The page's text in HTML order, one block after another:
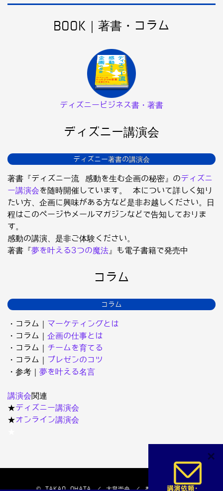
BOOK｜著書・コラム
ディズニービジネス書・著書
ディズニー講演会
ディズニー著書の講演会
著書『ディズニー流 感動を生む企画の秘密』のディズニ
ー講演会を随時開催しています。 本について詳しく知り
たい方、企画に興味がある方など是非お越しください。日
程はこのページやメールマガジンなどで告知しておりま
す。
感動の講演、是非ご体験ください。
著書『夢を叶える3つの魔法』も電子書籍で発売中
コラム
コラム
・コラム｜ マーケティングとは
・コラム｜ 企画の仕事とは
・コラム｜ チームを育てる
・コラム｜ プレゼンのコツ
・参考｜ 夢を叶える名言
講演会関連
★ディズニー講演会
★オンライン講演会
© TAKAO OHATA ／ 大畠崇央 ／ おおはたたかお
×